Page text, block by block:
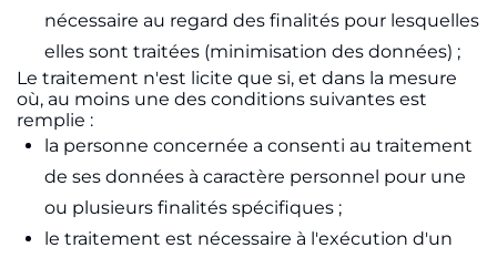
nécessaire au regard des finalités pour lesquelles
elles sont traitées (minimisation des données) ;
Le traitement n'est licite que si, et dans la mesure
où, au moins une des conditions suivantes est
remplie :
la personne concernée a consenti au traitement
de ses données à caractère personnel pour une
ou plusieurs finalités spécifiques ;
le traitement est nécessaire à l'exécution d'un